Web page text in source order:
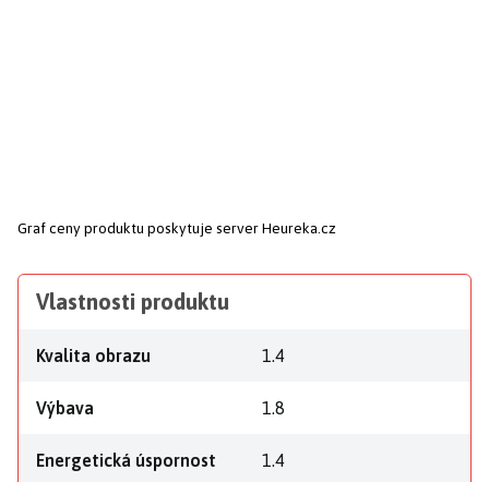
Graf ceny produktu poskytuje server Heureka.cz
Vlastnosti produktu
Kvalita obrazu 1.4
Výbava 1.8
Energetická úspornost 1.4